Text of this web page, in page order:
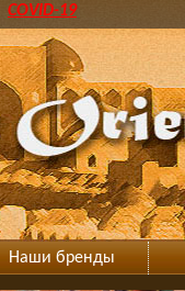
COVID-19
Наши бренды